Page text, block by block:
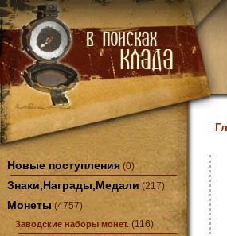
Новые поступления (0)
Знаки,Награды,Медали (217)
Монеты (4757)
Заводские наборы монет. (116)